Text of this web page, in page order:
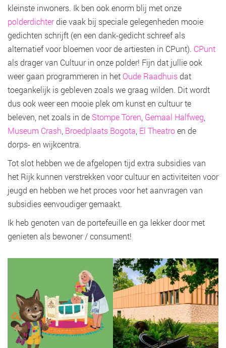
kleinste inwoners. Ik ben ook enorm blij met onze
polderdichterdie vaak bij speciale gelegenheden mooie
gedichten schrijft (en een dank-gedicht schreef als
alternatief voor bloemen voor de artiesten in CPunt). CPunt
als drager van Cultuur in onze polder! Fijn dat jullie ook
weer gaan programmeren in het Oude Raadhuis dat
toegankelijk is gebleven zoals we graag wilden. Dit wordt
dus ook weer een mooie plek om kunst en cultuur te
beleven, net zoals in de Stompe Toren Gemaal Halfweg
Museum Crash Broedplaats Bogota El Theatroen de
dorps- en wijkcentra.
Tot slot hebben we de afgelopen tijd extra subsidies van
het Rijk kunnen verstrekken voor cultuur en activiteiten voor
jeugd en hebben we het proces voor het aanvragen van
subsidies eenvoudiger gemaakt.
Ik heb genoten van de portefeuille en ga lekker door met
genieten als bewoner / consument!